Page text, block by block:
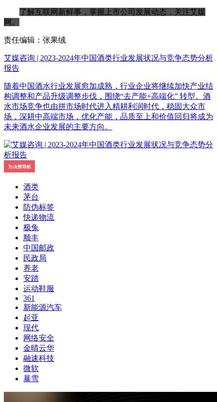
了解互联网新鲜事，掌握上市公司发展动态，关注艾媒
网。
责任编辑：张果绒
艾媒咨询 | 2023-2024年中国酒类行业发展状况与竞争态势分析
报告
随着中国酒水行业发展愈加成熟，行业企业将继续加快产业结
构调整和产品升级调整步伐，围绕“去产能+高端化” 转型。酒
水市场竞争也由拼市场时代进入精耕利润时代，稳固大众市
场，深耕中高端市场，优化产能，品质至上和价值回归将成为
未来酒水企业发展的主要方向。
酒类
茅台
防伪标签
快递物流
极兔
顺丰
中国邮政
民政局
养老
安踏
运动鞋服
361
新能源汽车
起亚
现代
网络安全
金晴云华
融速科技
微软
暴雪